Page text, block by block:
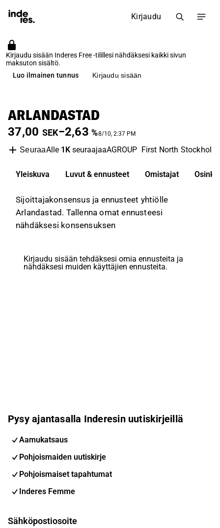
Kirjaudu
Kirjaudu sisään Inderes Free -tilillesi nähdäksesi kaikki sivun
maksuton sisältö.
Luo ilmainen tunnus
Kirjaudu sisään
ARLANDASTAD
37,00 SEK−2,63 %8/10, 2:37 PM
SeuraaAlle 1KseuraajaaAGROUP First North Stockholm
Yleiskuva Luvut & ennusteet Omistajat Osinko
Sijoittajakonsensus ja ennusteet yhtiölle
Arlandastad. Tallenna omat ennusteesi
nähdäksesi konsensuksen
Kirjaudu sisään tehdäksesi omia ennusteita ja
nähdäksesi muiden käyttäjien ennusteita.
Pysy ajantasalla Inderesin uutiskirjeillä
Aamukatsaus
Pohjoismaiden uutiskirje
Pohjoismaiset tapahtumat
Inderes Femme
Sähköpostiosoite